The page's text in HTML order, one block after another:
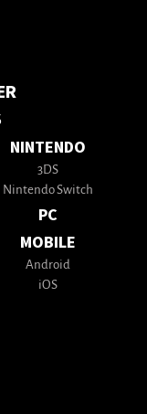
NINTENDO
3DS
Nintendo Switch
PC
MOBILE
Android
iOS